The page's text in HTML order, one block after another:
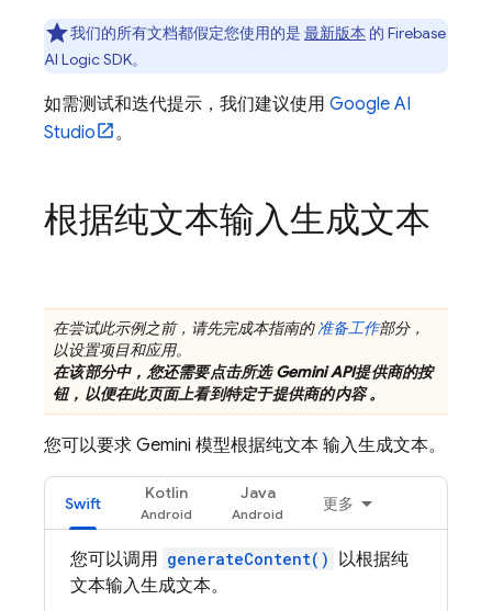
我们的所有文档都假定您使用的是 最新版本 的 Firebase
AI LogicSDK。
如需测试和迭代提示，我们建议使用 Google AI
Studio
。
根据纯文本输入生成文本
在尝试此示例之前，请先完成本指南的准备工作部分，
以设置项目和应用。
在该部分中，您还需要点击所选Gemini API提供商的按
钮，以便在此页面上看到特定于提供商的内容 。
您可以要求 Gemini 模型根据纯文本 输入生成文本。
Swift
Kotlin Java
更多
您可以调用 generateContent() 以根据纯
文本输入生成文本。